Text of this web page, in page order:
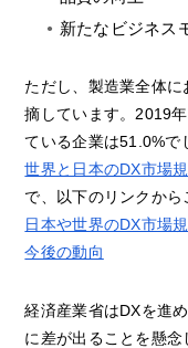
新たなビジネス
ただし、製造業全体
摘しています。2019
ている企業は51.0%で
世界と日本のDX市場
で、以下のリンクから
日本や世界のDX市場
今後の動向
経済産業省はDXを進
に差が出ることを懸